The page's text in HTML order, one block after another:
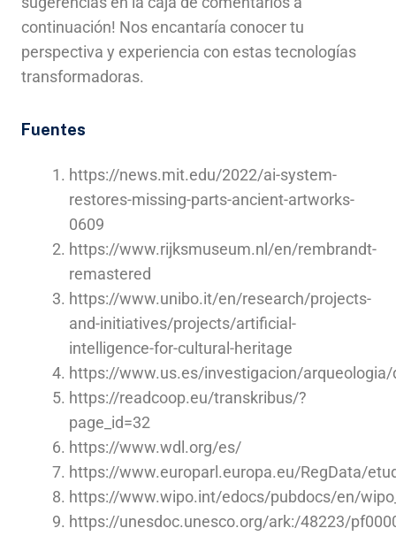
continuación! Nos encantaría conocer tu
perspectiva y experiencia con estas tecnologías
transformadoras.
Fuentes
https://news.mit.edu/2022/ai-system-
restores-missing-parts-ancient-artworks-
0609
https://www.rijksmuseum.nl/en/rembrandt-
remastered
https://www.unibo.it/en/research/projects-
and-initiatives/projects/artificial-
intelligence-for-cultural-heritage
https://www.us.es/investigacion/arqueologia/
https://readcoop.eu/transkribus/?
page_id=32
https://www.wdl.org/es/
https://www.europarl.europa.eu/RegData/
https://www.wipo.int/edocs/pubdocs/en/
https://unesdoc.unesco.org/ark:/48223/